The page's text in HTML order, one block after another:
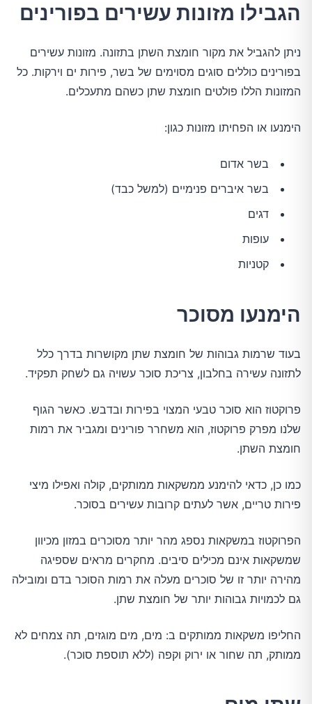
הגבילו מזונות עשירים בפורינים
ניתן להגביל את מקור חומצת השתן בתזונה. מזונות עשירים
בפורינים כוללים סוגים מסוימים של בשר, פירות ים וירקות. כל
המזונות הללו פולטים חומצת שתן כשהם מתעכלים.
הימנעו או הפחיתו מזונות כגון:
בשר אדום
בשר איברים פנימיים (למשל כבד)
דגים
עופות
קטניות
הימנעו מסוכר
בעוד שרמות גבוהות של חומצת שתן מקושרות בדרך כלל
לתזונה עשירה בחלבון, צריכת סוכר עשויה גם לשחק תפקיד.
פרוקטוז הוא סוכר טבעי המצוי בפירות ובדבש. כאשר הגוף
שלנו מפרק פרוקטוז, הוא משחרר פורינים ומגביר את רמות
חומצת השתן.
כמו כן, כדאי להימנע ממשקאות ממותקים, קולה ואפילו מיצי
פירות טריים, אשר לעתים קרובות עשירים בסוכר.
הפרוקטוז במשקאות נספג מהר יותר מסוכרים במזון מכיוון
שמשקאות אינם מכילים סיבים. מחקרים מראים שספיגה
מהירה יותר זו של סוכרים מעלה את רמות הסוכר בדם ומובילה
גם לכמויות גבוהות יותר של חומצת שתן.
החליפו משקאות ממותקים ב: מים, מים מוגזים, תה צמחים לא
ממותק, תה שחור או ירוק וקפה (ללא תוספת סוכר).